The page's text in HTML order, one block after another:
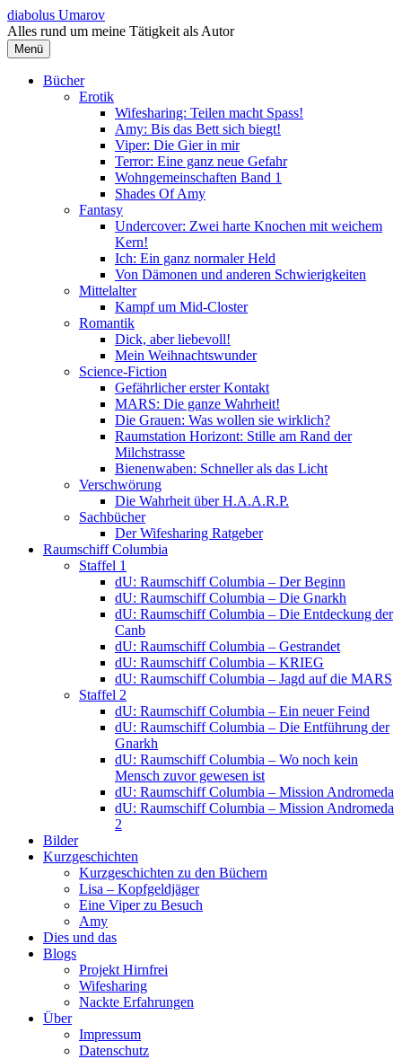
Springe
zum
Inhalt
diabolus Umarov
Alles rund um meine Tätigkeit als Autor
Menü
Bücher
Erotik
Wifesharing: Teilen macht Spass!
Amy: Bis das Bett sich biegt!
Viper: Die Gier in mir
Terror: Eine ganz neue Gefahr
Wohngemeinschaften Band 1
Shades Of Amy
Fantasy
Undercover: Zwei harte Knochen mit weichem
Kern!
Ich: Ein ganz normaler Held
Von Dämonen und anderen Schwierigkeiten
Mittelalter
Kampf um Mid-Closter
Romantik
Dick, aber liebevoll!
Mein Weihnachtswunder
Science-Fiction
Gefährlicher erster Kontakt
MARS: Die ganze Wahrheit!
Die Grauen: Was wollen sie wirklich?
Raumstation Horizont: Stille am Rand der
Milchstrasse
Bienenwaben: Schneller als das Licht
Verschwörung
Die Wahrheit über H.A.A.R.P.
Sachbücher
Der Wifesharing Ratgeber
Raumschiff Columbia
Staffel 1
dU: Raumschiff Columbia – Der Beginn
dU: Raumschiff Columbia – Die Gnarkh
dU: Raumschiff Columbia – Die Entdeckung der
Canb
dU: Raumschiff Columbia – Gestrandet
dU: Raumschiff Columbia – KRIEG
dU: Raumschiff Columbia – Jagd auf die MARS
Staffel 2
dU: Raumschiff Columbia – Ein neuer Feind
dU: Raumschiff Columbia – Die Entführung der
Gnarkh
dU: Raumschiff Columbia – Wo noch kein
Mensch zuvor gewesen ist
dU: Raumschiff Columbia – Mission Andromeda
dU: Raumschiff Columbia – Mission Andromeda
2
Bilder
Kurzgeschichten
Kurzgeschichten zu den Büchern
Lisa – Kopfgeldjäger
Eine Viper zu Besuch
Amy
Dies und das
Blogs
Projekt Hirnfrei
Wifesharing
Nackte Erfahrungen
Über
Impressum
Datenschutz